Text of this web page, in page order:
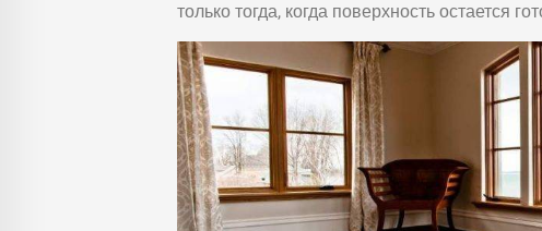
только тогда, когда поверхность остается